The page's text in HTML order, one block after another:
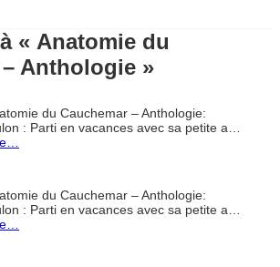
« Anatomie du
Anthologie »
du Cauchemar – Anthologie:
: Parti en vacances avec sa petite a…
du Cauchemar – Anthologie:
: Parti en vacances avec sa petite a…